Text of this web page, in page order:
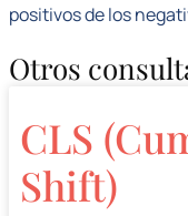
positivos de los
Otros
CLS
Shift)